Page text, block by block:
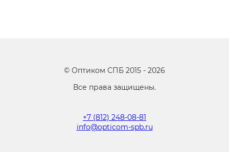
© Оптиком СПБ 2015 - 2026
Все права защищены.
+7 (812) 248-08-81
info@opticom-spb.ru